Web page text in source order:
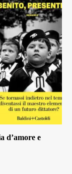
d’amore e